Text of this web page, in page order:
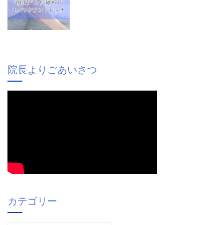
院長よりごあいさつ
カテゴリー